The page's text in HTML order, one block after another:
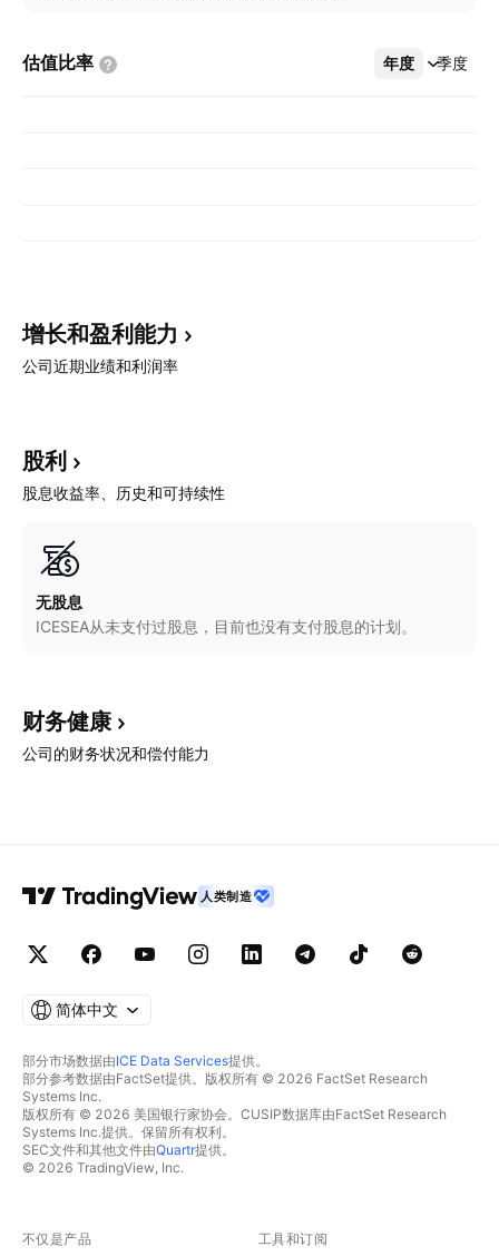
估值比率 年度 季度
更多
增长和盈利能力
公司近期业绩和利润率
股利
股息收益率、历史和可持续性
无股息
ICESEA从未支付过股息，目前也没有支付股息的计划。
财务健康
公司的财务状况和偿付能力
人类制造
简体中文
部分市场数据由ICE Data Services提供。
部分参考数据由FactSet提供。版权所有 © 2026 FactSet Research
Systems Inc.
版权所有 © 2026 美国银行家协会。CUSIP数据库由FactSet Research
Systems Inc.提供。保留所有权利。
SEC文件和其他文件由Quartr提供。
© 2026 TradingView, Inc.
不仅是产品 工具和订阅